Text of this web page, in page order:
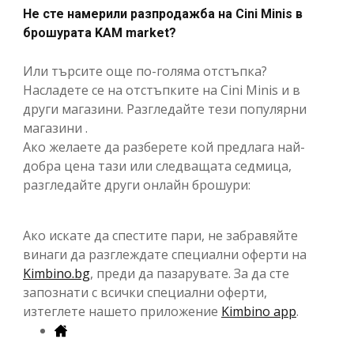
Не сте намерили разпродажба на Cini Minis в
брошурата KAM market?
Или търсите още по-голяма отстъпка?
Насладете се на отстъпките на Cini Minis и в
други магазини. Разгледайте тези популярни
магазини .
Ако желаете да разберете кой предлага най-
добра цена тази или следващата седмица,
разгледайте други онлайн брошури:
Ако искате да спестите пари, не забравяйте
винаги да разглеждате специални оферти на
Kimbino.bg, преди да пазарувате. За да сте
запознати с всички специални оферти,
изтеглете нашето приложение Kimbino app.